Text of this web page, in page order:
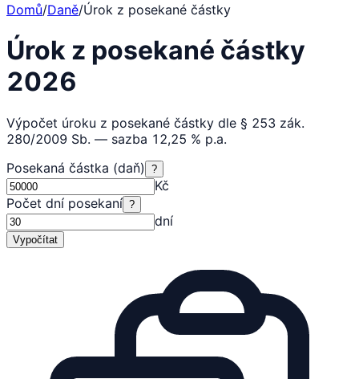
Domů/Daně/Úrok z posekané částky
Úrok z posekané částky
2026
Výpočet úroku z posekané částky dle § 253 zák.
280/2009 Sb. — sazba 12,25 % p.a.
Posekaná částka (daň)
?
Kč
Počet dní posekaní ?
dní
Vypočítat